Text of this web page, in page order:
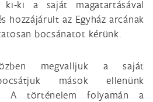
ki-ki a saját magatartásával
hozzájárult az Egyház arcának
bocsánatot kérünk.
megvalljuk a saját
mások ellenünk
A történelem folyamán a